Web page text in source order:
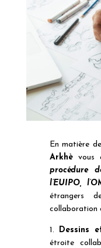
En matière
Arkhèvous
procédure
l’EUIPO,
étrangers
collaboration
1. Dessins
étroite